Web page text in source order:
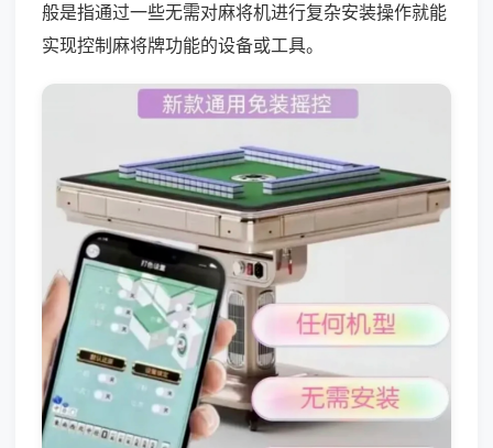
般是指通过一些无需对麻将机进行复杂安装操作就能
实现控制麻将牌功能的设备或工具。